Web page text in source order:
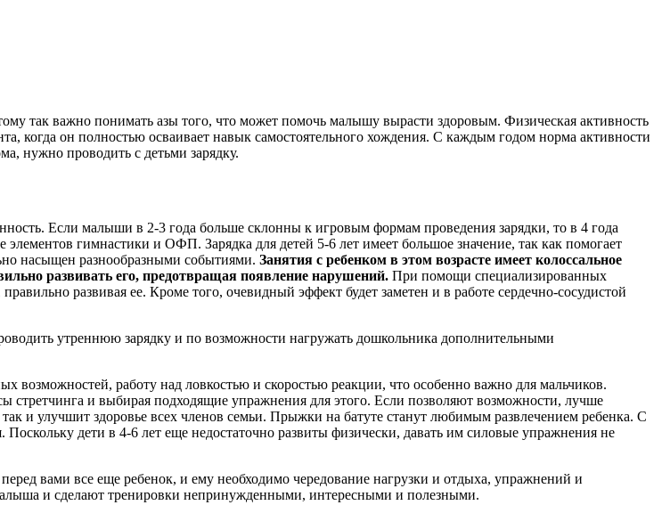
так важно понимать азы того, что может помочь малышу вырасти здоровым. Физическая активность
когда он полностью осваивает навык самостоятельного хождения. С каждым годом норма активности
нужно проводить с детьми зарядку.
Если малыши в 2-3 года больше склонны к игровым формам проведения зарядки, то в 4 года
гимнастики и ОФП. Зарядка для детей 5-6 лет имеет большое значение, так как помогает
насыщен разнообразными событиями. Занятия с ребенком в этом возрасте имеет колоссальное
развивать его, предотвращая появление нарушений. При помощи специализированных
развивая ее. Кроме того, очевидный эффект будет заметен и в работе сердечно-сосудистой
утреннюю зарядку и по возможности нагружать дошкольника дополнительными
возможностей, работу над ловкостью и скоростью реакции, что особенно важно для мальчиков.
стретчинга и выбирая подходящие упражнения для этого. Если позволяют возможности, лучше
и улучшит здоровье всех членов семьи. Прыжки на батуте станут любимым развлечением ребенка. С
дети в 4-6 лет еще недостаточно развиты физически, давать им силовые упражнения не
вами все еще ребенок, и ему необходимо чередование нагрузки и отдыха, упражнений и
и сделают тренировки непринужденными, интересными и полезными.